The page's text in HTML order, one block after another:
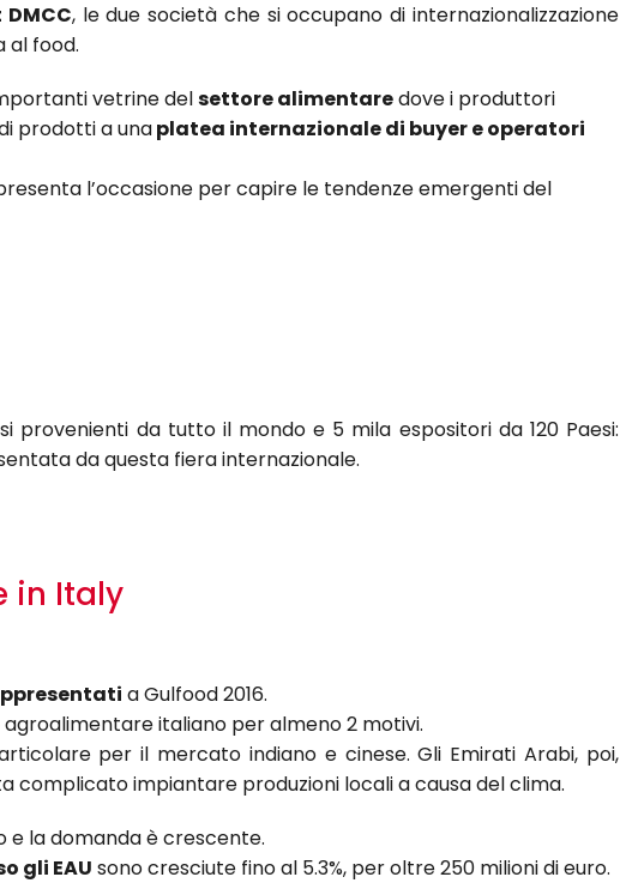
, le due società che si occupano di internazionalizzazione
al food.
vetrine delsettore alimentaredove i produttori
prodotti a unaplatea internazionale di buyer e operatori
l’occasione per capire le tendenze emergenti del
provenienti da tutto il mondo e 5 mila espositori da 120 Paesi:
da questa fiera internazionale.
in Italy
a Gulfood 2016.
italiano per almeno 2 motivi.
per il mercato indiano e cinese. Gli Emirati Arabi, poi,
complicato impiantare produzioni locali a causa del clima.
e la domanda è crescente.
gli EAU sono cresciute fino al 5.3%, per oltre 250 milioni di euro.